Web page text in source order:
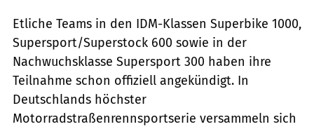
Etliche Teams in den IDM-Klassen Superbike 1000,
Supersport/Superstock 600 sowie in der
Nachwuchsklasse Supersport 300 haben ihre
Teilnahme schon offiziell angekündigt. In
Deutschlands höchster
Motorradstraßenrennsportserie versammeln sich